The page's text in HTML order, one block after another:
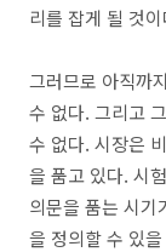
리를 잡게 될 것이
그러므로 아직까
수 없다. 그리고
수 없다. 시장은
을 품고 있다. 시
의문을 품는 시기
을 정의할 수 있